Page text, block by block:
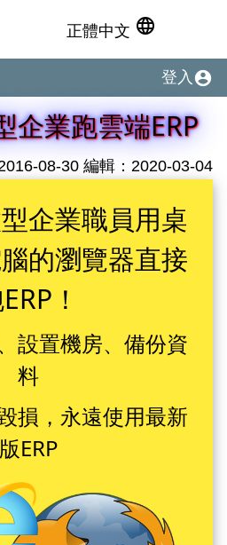
正體中文 language
登入 account_circle
企業跑雲端ERP
08-30 編輯：2020-03-04
企業職員用桌
的瀏覽器直接
！
設置機房、備份資
料
損，永遠使用最新
版ERP